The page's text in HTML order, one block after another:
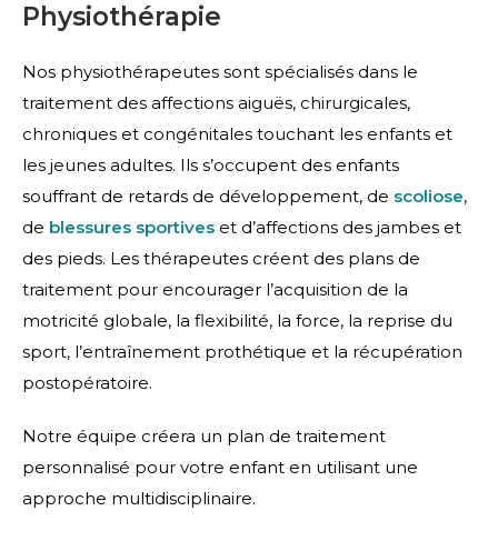
Physiothérapie
Nos physiothérapeutes sont spécialisés dans le
traitement des affections aiguës, chirurgicales,
chroniques et congénitales touchant les enfants et
les jeunes adultes. Ils s’occupent des enfants
souffrant de retards de développement, de scoliose,
de blessures sportives et d’affections des jambes et
des pieds. Les thérapeutes créent des plans de
traitement pour encourager l’acquisition de la
motricité globale, la flexibilité, la force, la reprise du
sport, l’entraînement prothétique et la récupération
postopératoire.
Notre équipe créera un plan de traitement
personnalisé pour votre enfant en utilisant une
approche multidisciplinaire.